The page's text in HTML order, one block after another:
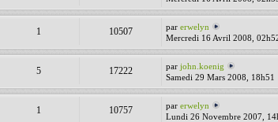
1 10507 parerwelyn
Mercredi 16 Avril 2008,
5 17222 parjohn.koenig
Samedi 29 Mars 2008, 18h51
1 10757 parerwelyn
Lundi 26 Novembre 2007,